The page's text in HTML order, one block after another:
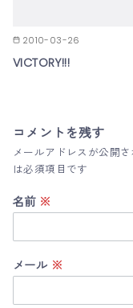
2010-03-26
VICTORY!!!
コメントを残す
メールアドレスが公開
は必須項目です
名前 ※
メール ※